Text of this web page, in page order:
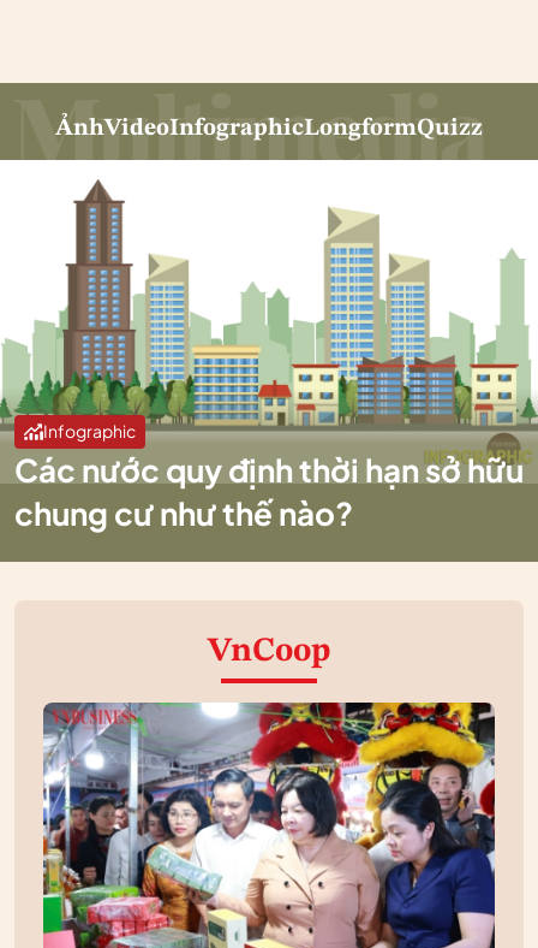
ẢnhVideoInfographicLongformQuizz
Infographic
Các nước quy định thời hạn sở hữu
chung cư như thế nào?
VnCoop